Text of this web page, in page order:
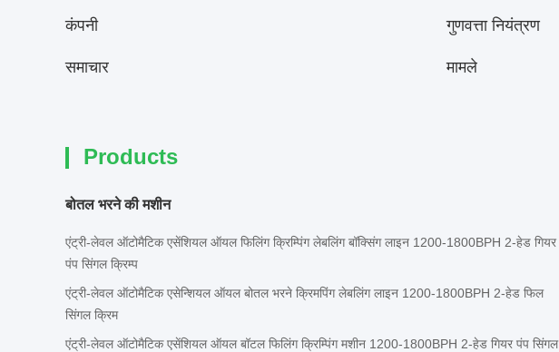
कंपनी गुणवत्ता नियंत्रण
समाचार मामले
Products
बोतल भरने की मशीन
एंट्री-लेवल ऑटोमैटिक एसेंशियल ऑयल फिलिंग क्रिम्पिंग लेबलिंग बॉक्सिंग लाइन 1200-1800BPH 2-हेड गियर
पंप सिंगल क्रिम्प
एंट्री-लेवल ऑटोमैटिक एसेन्शियल ऑयल बोतल भरने क्रिमपिंग लेबलिंग लाइन 1200-1800BPH 2-हेड फिल
सिंगल क्रिम
एंट्री-लेवल ऑटोमैटिक एसेंशियल ऑयल बॉटल फिलिंग क्रिम्पिंग मशीन 1200-1800BPH 2-हेड गियर पंप सिंगल